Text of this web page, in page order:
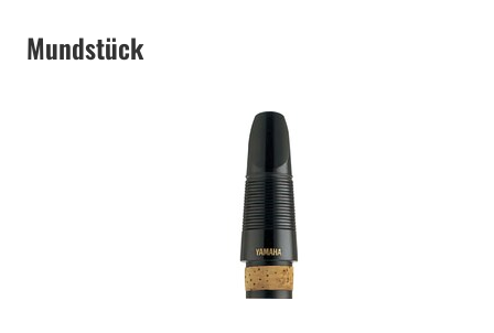
Mundstück